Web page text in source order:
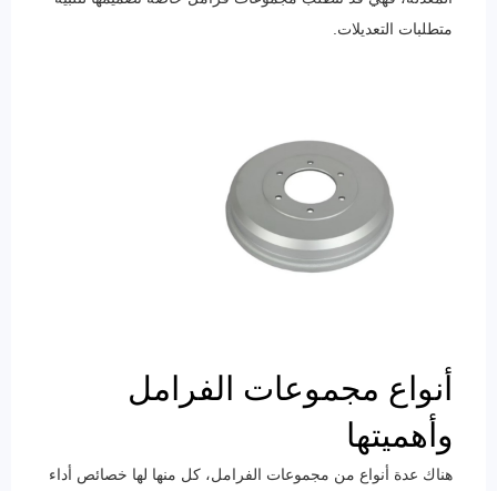
متطلبات التعديلات.
أنواع مجموعات الفرامل
وأهميتها
هناك عدة أنواع من مجموعات الفرامل، كل منها لها خصائص أداء